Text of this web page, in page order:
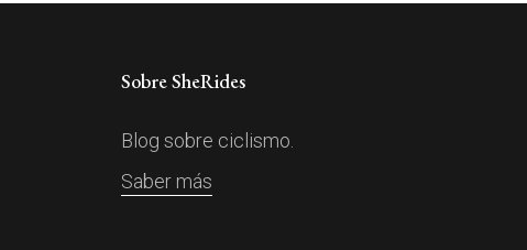
Sobre SheRides
Blog sobre ciclismo.
Saber más